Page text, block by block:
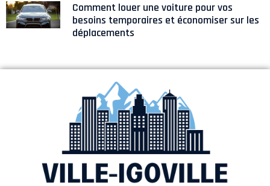
Comment louer une voiture pour vos
besoins temporaires et économiser sur les
déplacements